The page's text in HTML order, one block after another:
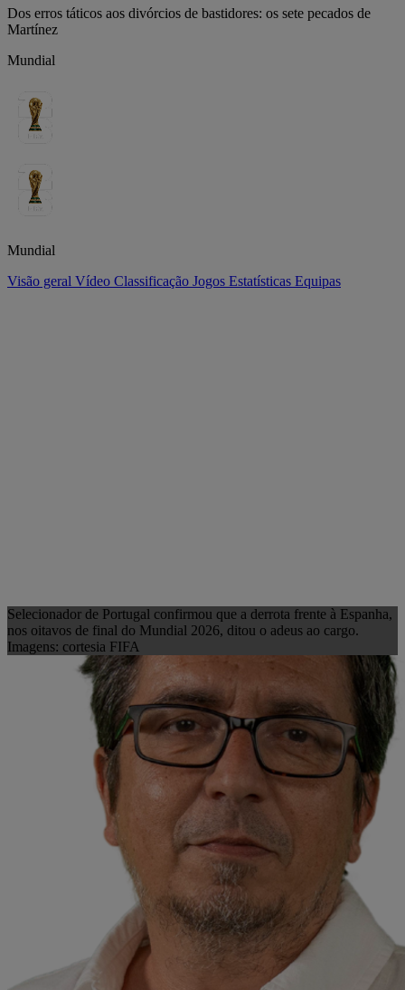
Dos erros táticos aos divórcios de bastidores: os sete pecados de
Martínez
Mundial
Mundial
Visão geral Vídeo Classificação Jogos Estatísticas Equipas
Selecionador de Portugal confirmou que a derrota frente à Espanha,
nos oitavos de final do Mundial 2026, ditou o adeus ao cargo.
Imagens: cortesia FIFA